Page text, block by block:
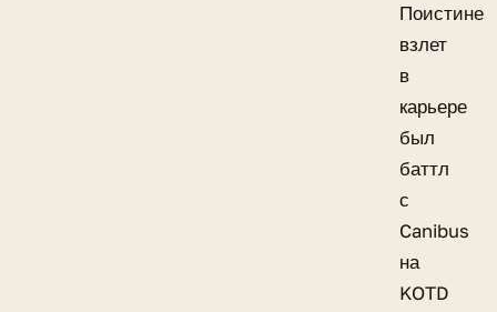
Поистине
взлет
в
карьере
был
баттл
с
Canibus
на
KOTD